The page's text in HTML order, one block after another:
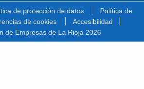
de protección de datos
Política de
de cookies
Accesibilidad
de Empresas de La Rioja 2026